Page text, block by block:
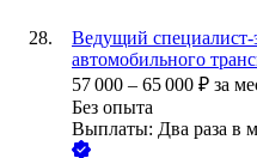
Ведущий специалист-
автомобильного
57 000 – 65 000 ₽ за
Без опыта
Выплаты: Два раза в